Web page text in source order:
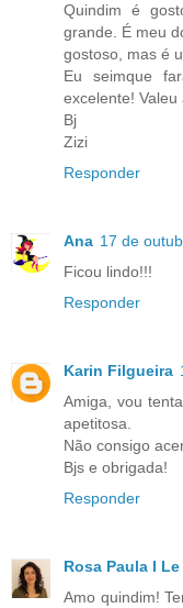
Quindim é
grande. É meu
gostoso, mas é
Eu seimque
excelente!
Bj
Zizi
Responder
Ana 17 de
Ficou lindo!!!
Responder
Karin Filgueira
Amiga, vou
apetitosa.
Não consigo
Bjs e obrigada!
Responder
Rosa Paula I
Amo quindim!